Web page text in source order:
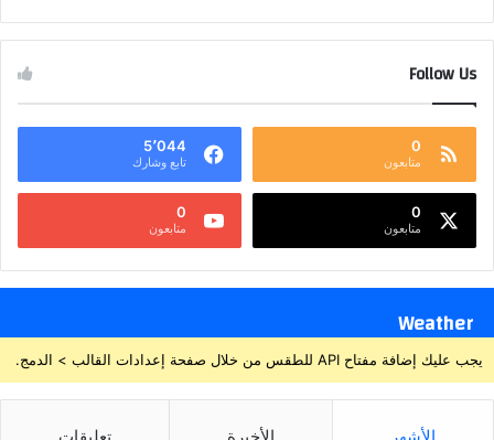
Follow Us
0
متابعون
5٬044
تابع وشارك
0
متابعون
0
متابعون
Weather
يجب عليك إضافة مفتاح API للطقس من خلال صفحة إعدادات القالب > الدمج.